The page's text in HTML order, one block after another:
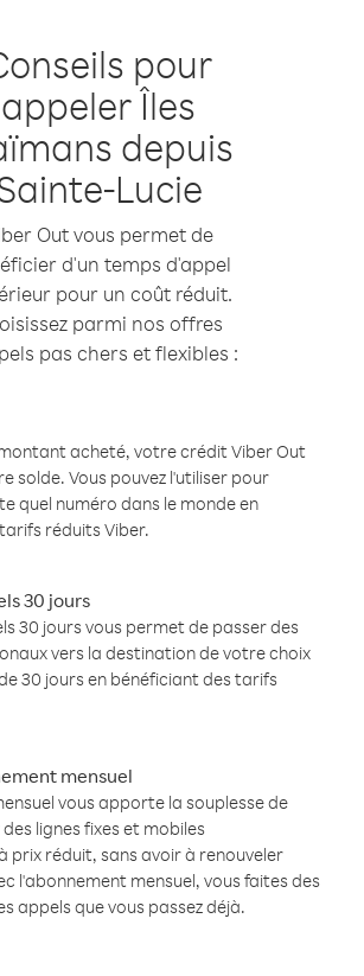
pour
appeler Îles
depuis
Lucie
Out vous permet de
d'un temps d'appel
pour un coût réduit.
parmi nos offres
pas chers et flexibles :
acheté, votre crédit Viber Out
solde. Vous pouvez l'utiliser pour
quel numéro dans le monde en
réduits Viber.
30 jours
30 jours vous permet de passer des
vers la destination de votre choix
30 jours en bénéficiant des tarifs
mensuel
vous apporte la souplesse de
lignes fixes et mobiles
prix réduit, sans avoir à renouveler
l'abonnement mensuel, vous faites des
appels que vous passez déjà.